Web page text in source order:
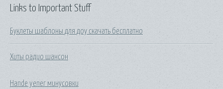
Links to Important Stuff
Буклеты шаблоны для доу скачать бесплатно
Хиты радио шансон
Hande yener минусовки